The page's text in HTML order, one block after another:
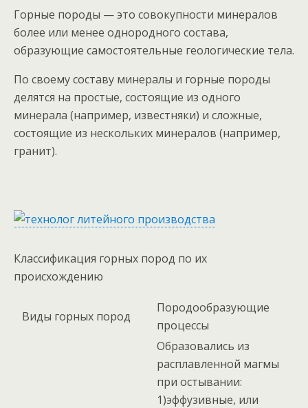
Горные породы — это совокупности минералов
более или менее однородного состава,
образующие самостоятельные геологические тела.
По своему составу минералы и горные породы
делятся на простые, состоящие из одного
минерала (например, известняки) и сложные,
состоящие из нескольких минералов (например,
гранит).
Классификация горных пород по их
происхождению
Виды горных пород
Породообразующие
процессы
Образовались из
расплавленной магмы
при остывании:
1)эффузивные, или